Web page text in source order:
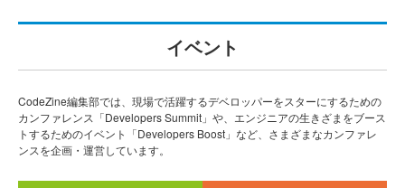
イベント
CodeZine編集部では、現場で活躍するデベロッパーをスターにするための
カンファレンス「Developers Summit」や、エンジニアの生きざまをブース
トするためのイベント「Developers Boost」など、さまざまなカンファレ
ンスを企画・運営しています。